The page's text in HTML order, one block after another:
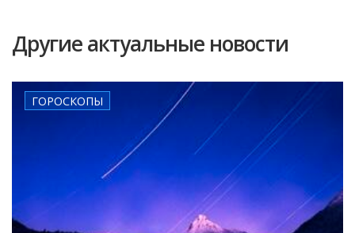
Другие актуальные новости
ГОРОСКОПЫ